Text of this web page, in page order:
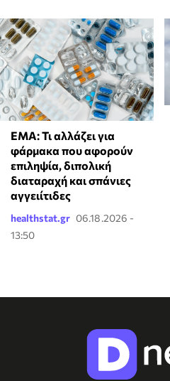
EMA: Τι αλλάζει για
φάρμακα που αφορούν
επιληψία, διπολική
διαταραχή και σπάνιες
αγγειίτιδες
healthstat.gr 06.18.2026 -
13:50